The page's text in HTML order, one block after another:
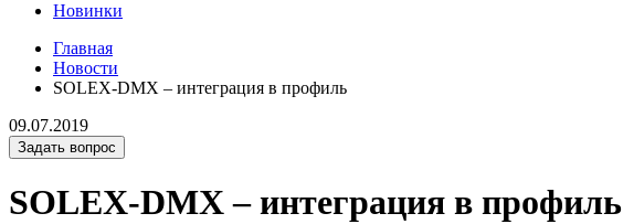
Новинки
Главная
Новости
SOLEX-DMX – интеграция в профиль
09.07.2019
Задать вопрос
SOLEX-DMX – интеграция в профиль